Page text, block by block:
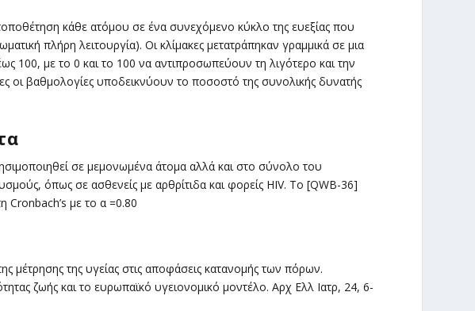
κάθε ατόμου σε ένα συνεχόμενο κύκλο της ευεξίας που
πλήρη λειτουργία). Oι κλίμακες μετατράπηκαν γραμμικά σε μια
100, με το 0 και το 100 να αντιπροσωπεύουν τη λιγότερο και την
οι βαθμολογίες υποδεικνύουν το ποσοστό της συνολικής δυνατής
σε μεμονωμένα άτομα αλλά και στο σύνολο του
όπως σε ασθενείς με αρθρίτιδα και φορείς HIV. Το [QWB-36]
Cronbach’s με το α =0.80
μέτρησης της υγείας στις αποφάσεις κατανομής των πόρων.
ζωής και το ευρωπαϊκό υγειονομικό μοντέλο. Αρχ Ελλ Ιατρ, 24, 6-